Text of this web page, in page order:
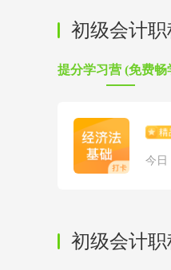
初级会计
提分学习营 (免费畅
今日
初级会计